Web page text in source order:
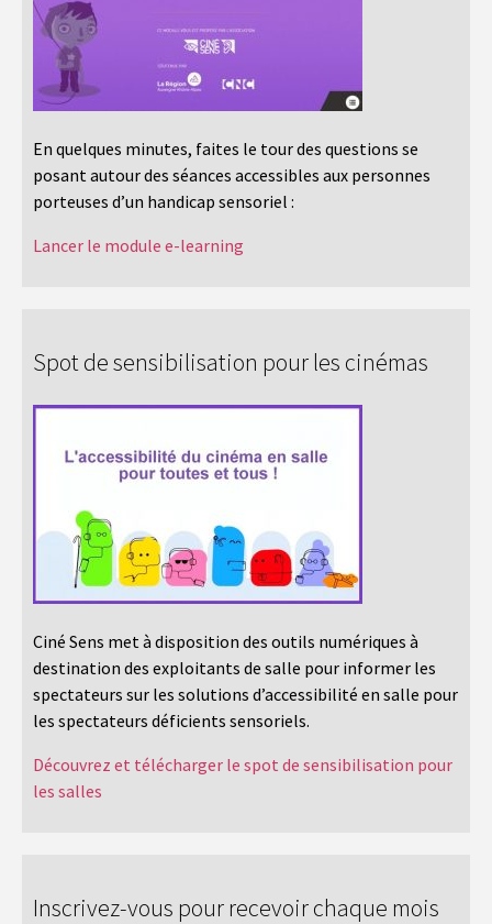
En quelques minutes, faites le tour des questions se
posant autour des séances accessibles aux personnes
porteuses d’un handicap sensoriel :
Lancer le module e-learning
Spot de sensibilisation pour les cinémas
Ciné Sens met à disposition des outils numériques à
destination des exploitants de salle pour informer les
spectateurs sur les solutions d’accessibilité en salle pour
les spectateurs déficients sensoriels.
Découvrez et télécharger le spot de sensibilisation pour
les salles
Inscrivez-vous pour recevoir chaque mois